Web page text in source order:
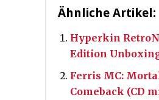
Ähnliche Artikel:
Hyperkin RetroN
Edition
Ferris MC:
Comeback (CD